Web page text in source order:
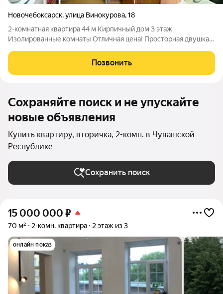
Новочебоксарск,улица Винокурова,18
2-комнатная квартира 44 м Кирпичный дом 3 этаж
Изолированные комнаты Отличная цена! Просторная двушка с
кирпичного дома, комнаты изолированные. Всё удобно: 44
квадрата, светлая кухня,
Позвонить
Сохраняйте поиск и не упускайте
новые объявления
Купить квартиру, вторичка, 2-комн. в Чувашской
Республике
Сохранить поиск
15 000 000 ₽
70 м² 2-комн. квартира 2 этаж из 3
онлайн показ